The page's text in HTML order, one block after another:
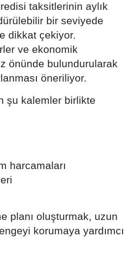
taksitlerinin aylık
bir seviyede
dikkat çekiyor.
ve ekonomik
önünde bulundurularak
öneriliyor.
şu kalemler birlikte
harcamaları
planı oluşturmak, uzun
korumaya yardımcı